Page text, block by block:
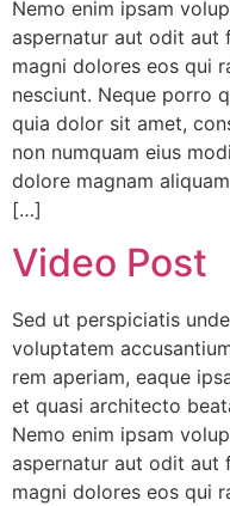
Nemo enim ipsam
aspernatur aut odit aut
magni dolores eos qui
nesciunt. Neque porro
quia dolor sit amet,
non numquam eius
dolore magnam
[…]
Video Post
Sed ut perspiciatis
voluptatem
rem aperiam, eaque
et quasi architecto
Nemo enim ipsam
aspernatur aut odit aut
magni dolores eos qui